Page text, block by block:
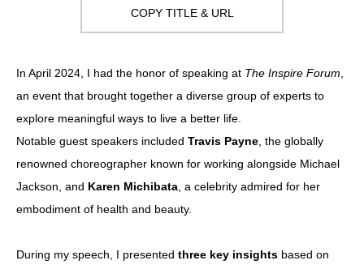
COPY TITLE & URL
In April 2024, I had the honor of speaking at The Inspire Forum,
an event that brought together a diverse group of experts to
explore meaningful ways to live a better life.
Notable guest speakers included Travis Payne, the globally
renowned choreographer known for working alongside Michael
Jackson, and Karen Michibata, a celebrity admired for her
embodiment of health and beauty.
During my speech, I presented three key insights based on